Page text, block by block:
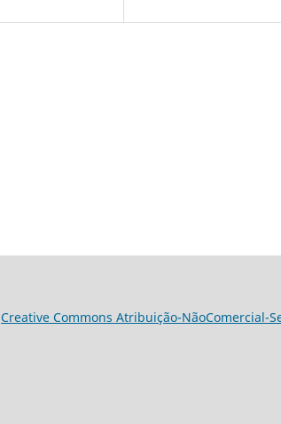
Creative Commons Atribuição-NãoComercial-